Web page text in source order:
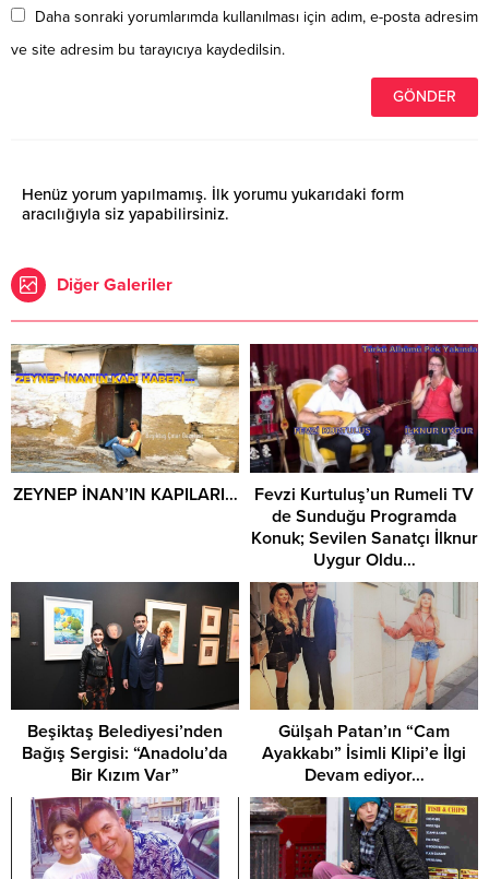
Daha sonraki yorumlarımda kullanılması için adım, e-posta adresim
ve site adresim bu tarayıcıya kaydedilsin.
Henüz yorum yapılmamış. İlk yorumu yukarıdaki form
aracılığıyla siz yapabilirsiniz.
Diğer Galeriler
ZEYNEP İNAN’IN KAPILARI…
Fevzi Kurtuluş’un Rumeli TV
de Sunduğu Programda
Konuk; Sevilen Sanatçı İlknur
Uygur Oldu…
Beşiktaş Belediyesi’nden
Bağış Sergisi: “Anadolu’da
Bir Kızım Var”
Gülşah Patan’ın “Cam
Ayakkabı” İsimli Klipi’e İlgi
Devam ediyor…